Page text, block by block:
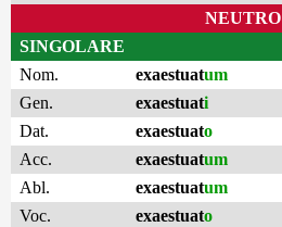
NEUTRO
SINGOLARE
Nom.
exaestuatum
Gen.
exaestuati
Dat.
exaestuato
Acc.
exaestuatum
Abl.
exaestuatum
Voc.
exaestuato